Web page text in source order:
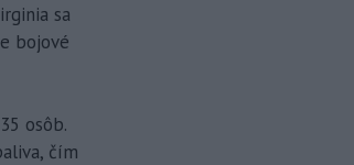
sa
bojové
osôb.
čím